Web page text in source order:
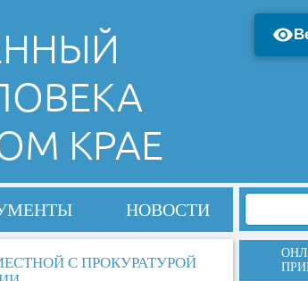
КРАЕ
НОВОСТИ
С ПРОКУРАТУРОЙ